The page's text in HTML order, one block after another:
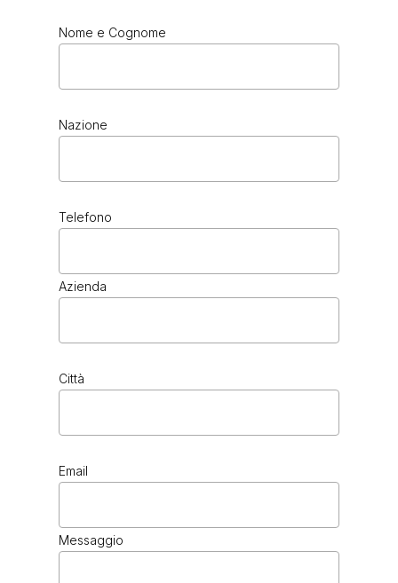
Nome e Cognome
Nazione
Telefono
Azienda
Città
Email
Messaggio